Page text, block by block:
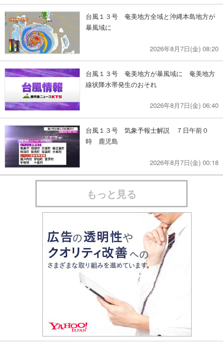
台風１３号 奄美地方全域と沖縄本島地方が
暴風域に
2026年8月7日(金) 08:20
台風１３号 奄美地方が暴風域に 奄美地方
線状降水帯発生のおそれ
2026年8月7日(金) 06:40
台風１３号 気象予報士解説 ７日午前０
時 鹿児島
2026年8月7日(金) 00:18
もっと見る